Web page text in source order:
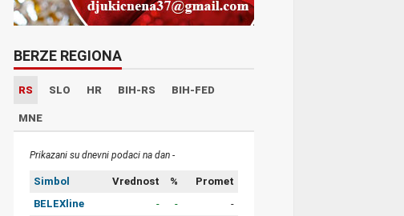
BERZE REGIONA
RS SLO HR BIH-RS BIH-FED
MNE
Prikazani su dnevni podaci na dan -
Simbol Vrednost %
Promet
BELEXline
- -
-